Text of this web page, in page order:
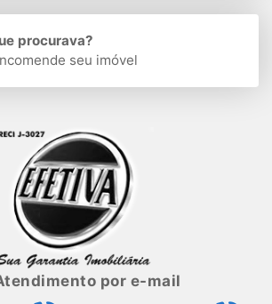
procurava?
seu imóvel
por e-mail